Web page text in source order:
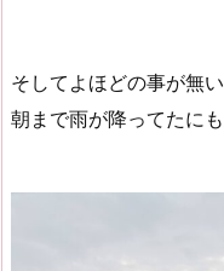
そしてよほどの事が無
朝まで雨が降ってたに